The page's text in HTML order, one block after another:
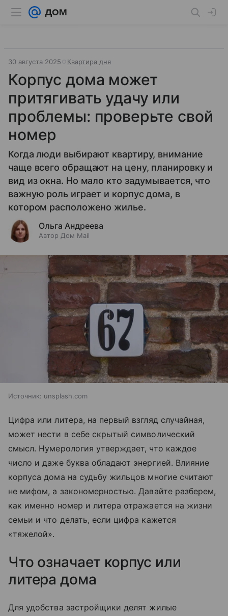
30 августа 2025 Квартира дня
Корпус дома может
притягивать удачу или
проблемы: проверьте свой
номер
Когда люди выбирают квартиру, внимание
чаще всего обращают на цену, планировку и
вид из окна. Но мало кто задумывается, что
важную роль играет и корпус дома, в
котором расположено жилье.
Ольга Андреева
Автор Дом Mail
Источник: unsplash.com
Цифра или литера, на первый взгляд случайная,
может нести в себе скрытый символический
смысл. Нумерология утверждает, что каждое
число и даже буква обладают энергией. Влияние
корпуса дома на судьбу жильцов многие считают
не мифом, а закономерностью. Давайте разберем,
как именно номер и литера отражается на жизни
семьи и что делать, если цифра кажется
«тяжелой».
Что означает корпус или
литера дома
Для удобства застройщики делят жилые